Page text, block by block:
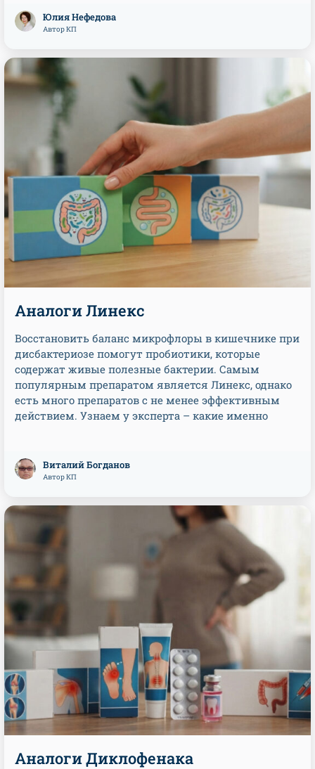
Юлия Нефедова
Автор КП
Аналоги Линекс
Восстановить баланс микрофлоры в кишечнике при
дисбактериозе помогут пробиотики, которые
содержат живые полезные бактерии. Самым
популярным препаратом является Линекс, однако
есть много препаратов с не менее эффективным
действием. Узнаем у эксперта – какие именно
Виталий Богданов
Автор КП
Аналоги Диклофенака